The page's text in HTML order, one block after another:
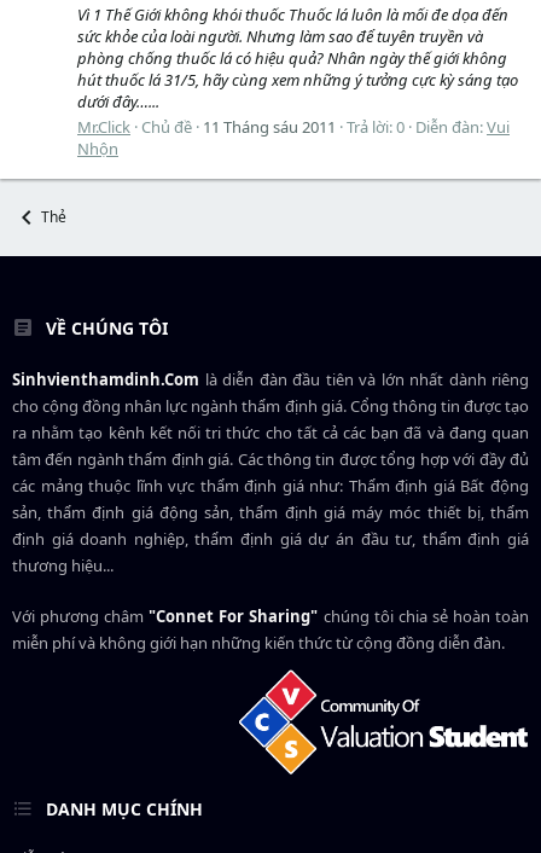
Vì 1 Thế Giới không khói thuốc Thuốc lá luôn là mối đe dọa đến
sức khỏe của loài người. Nhưng làm sao để tuyên truyền và
phòng chống thuốc lá có hiệu quả? Nhân ngày thế giới không
hút thuốc lá 31/5, hãy cùng xem những ý tưởng cực kỳ sáng tạo
dưới đây…...
Mr.Click Chủ đề 11 Tháng sáu 2011 Trả lời: 0 Diễn đàn:Vui
Nhộn
Thẻ
VỀ CHÚNG TÔI
Sinhvienthamdinh.Com là diễn đàn đầu tiên và lớn nhất dành riêng
cho cộng đồng nhân lực ngànhthẩm định giá. Cổng thông tin được tạo
ra nhằm tạo kênh kết nối tri thức cho tất cả các bạn đã và đang quan
tâm đến ngành thẩm định giá. Các thông tin được tổng hợp với đầy đủ
các mảng thuộc lĩnh vực thẩm định giá như: Thẩm định giá Bất động
sản, thẩm định giá động sản, thẩm định giá máy móc thiết bị, thẩm
định giá doanh nghiệp, thẩm định giá dự án đầu tư, thẩm định giá
thương hiệu...
Với phương châm"Connet For Sharing" chúng tôi chia sẻ hoàn toàn
miễn phí và không giới hạn những kiến thức từ cộng đồng diễn đàn.
DANH MỤC CHÍNH